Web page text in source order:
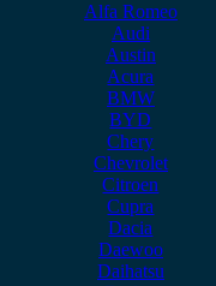
Alfa Romeo
Audi
Austin
Acura
BMW
BYD
Chery
Chevrolet
Citroen
Cupra
Dacia
Daewoo
Daihatsu